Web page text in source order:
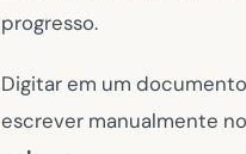
progresso.
Digitar em um
escrever manualmente